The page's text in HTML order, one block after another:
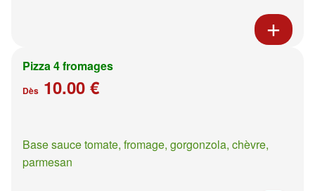
Pizza 4 fromages
Dès 10.00 €
Base sauce tomate, fromage, gorgonzola, chèvre,
parmesan